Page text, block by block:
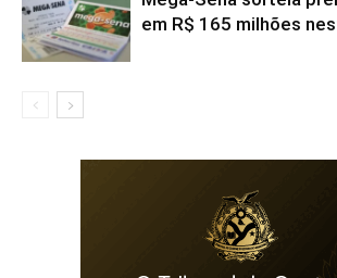
em R$ 165 milhões